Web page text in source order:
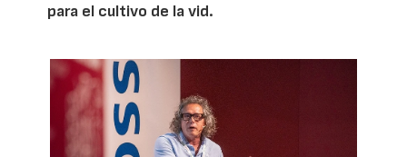
para el cultivo de la vid.